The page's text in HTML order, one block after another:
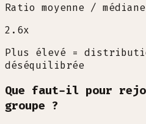
Ratio moyenne / médiane
2.6x
Plus élevé =
déséquilibrée
Que faut-il pour
groupe ?